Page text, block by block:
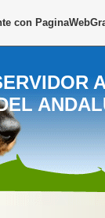
con